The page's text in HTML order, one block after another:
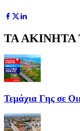
ΤΑ
Τεμάχια Γης σε